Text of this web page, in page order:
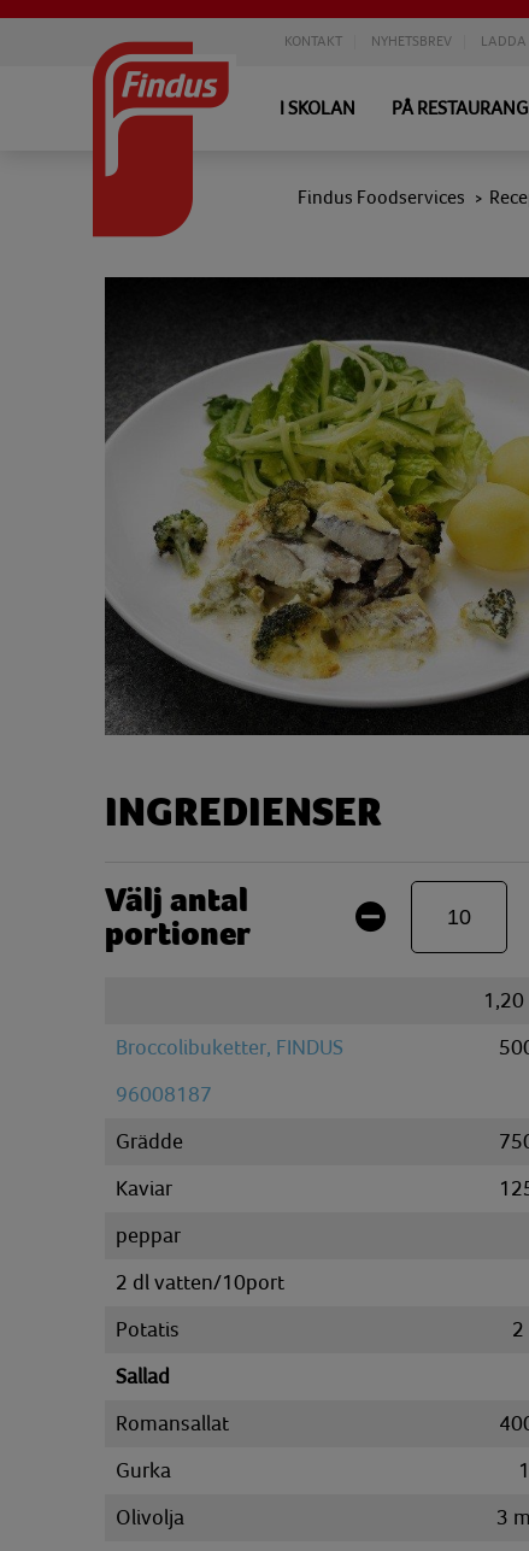
KONTAKT NYHETSBREV LADDA
I SKOLAN PÅ
Findus Foodservices >
INGREDIENSER
Välj antal
portioner
1,20
Broccolibuketter, FINDUS
96008187
Grädde
Kaviar
peppar
2 dl vatten/10port
Potatis
2
Sallad
Romansallat
Gurka
1
Olivolja
3